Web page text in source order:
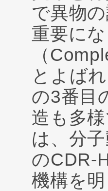
で異物
重要に
（
とよば
の3番目
造も多
は、分
のCDR-
機構を